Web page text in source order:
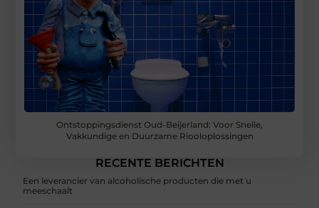
Ontstoppingsdienst Oud-Beijerland: Voor Snelle,
Vakkundige en Duurzame Riooloplossingen
RECENTE BERICHTEN
Een leverancier van alcoholische producten die met u
meeschaalt